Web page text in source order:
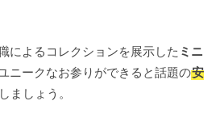
によるコレクションを展示した ミニ
ニークなお参りができると話題の安
ましょう。